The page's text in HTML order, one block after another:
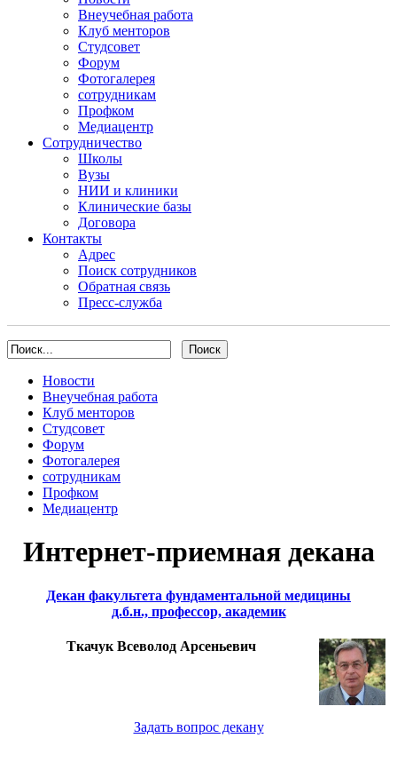
Внеучебная работа
Клуб менторов
Студсовет
Форум
Фотогалерея
сотрудникам
Профком
Медиацентр
Сотрудничество
Школы
Вузы
НИИ и клиники
Клинические базы
Договора
Контакты
Адрес
Поиск сотрудников
Обратная связь
Пресс-служба
Новости
Внеучебная работа
Клуб менторов
Студсовет
Форум
Фотогалерея
сотрудникам
Профком
Медиацентр
Интернет-приемная декана
Декан факультета фундаментальной медицины
д.б.н., профессор, академик
Ткачук Всеволод Арсеньевич
Задать вопрос декану